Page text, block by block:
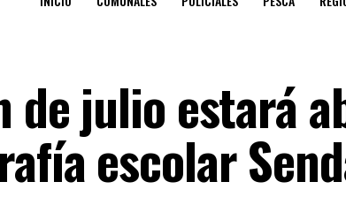
de julio estará
escolar